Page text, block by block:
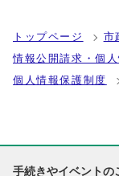
トップページ 市
情報公開請求・個
個人情報保護制度
手続きやイベントの